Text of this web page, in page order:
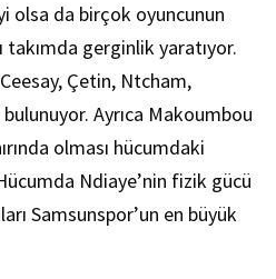
olsa da birçok oyuncunun
takımda gerginlik yaratıyor.
Çetin, Ntcham,
Ayrıca Makoumbou
olması hücumdaki
Ndiaye’nin fizik gücü
Samsunspor’un en büyük